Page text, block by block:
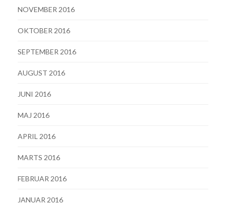
NOVEMBER 2016
OKTOBER 2016
SEPTEMBER 2016
AUGUST 2016
JUNI 2016
MAJ 2016
APRIL 2016
MARTS 2016
FEBRUAR 2016
JANUAR 2016